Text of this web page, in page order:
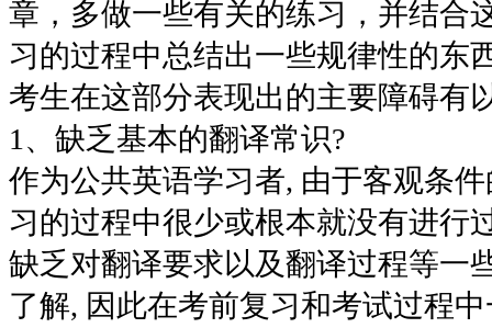
章，多做一些有关的练习，并结合
习的过程中总结出一些规律性的东
考生在这部分表现出的主要障碍有
1、缺乏基本的翻译常识?
作为公共英语学习者, 由于客观条
习的过程中很少或根本就没有进行
缺乏对翻译要求以及翻译过程等一
了解, 因此在考前复习和考试过程